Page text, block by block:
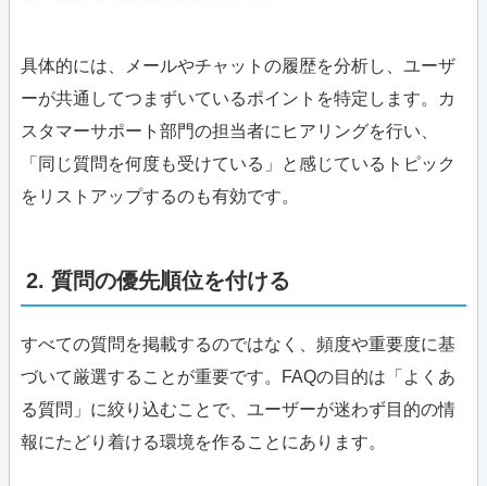
具体的には、メールやチャットの履歴を分析し、ユーザ
ーが共通してつまずいているポイントを特定します。カ
スタマーサポート部門の担当者にヒアリングを行い、
「同じ質問を何度も受けている」と感じているトピック
をリストアップするのも有効です。
2. 質問の優先順位を付ける
すべての質問を掲載するのではなく、頻度や重要度に基
づいて厳選することが重要です。FAQの目的は「よくあ
る質問」に絞り込むことで、ユーザーが迷わず目的の情
報にたどり着ける環境を作ることにあります。